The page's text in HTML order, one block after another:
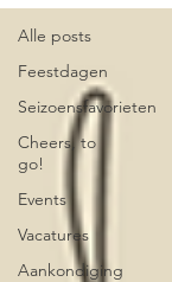
Alle posts
Feestdagen
Seizoensfavorieten
Cheers, to
go!
Events
Vacatures
Aankondiging